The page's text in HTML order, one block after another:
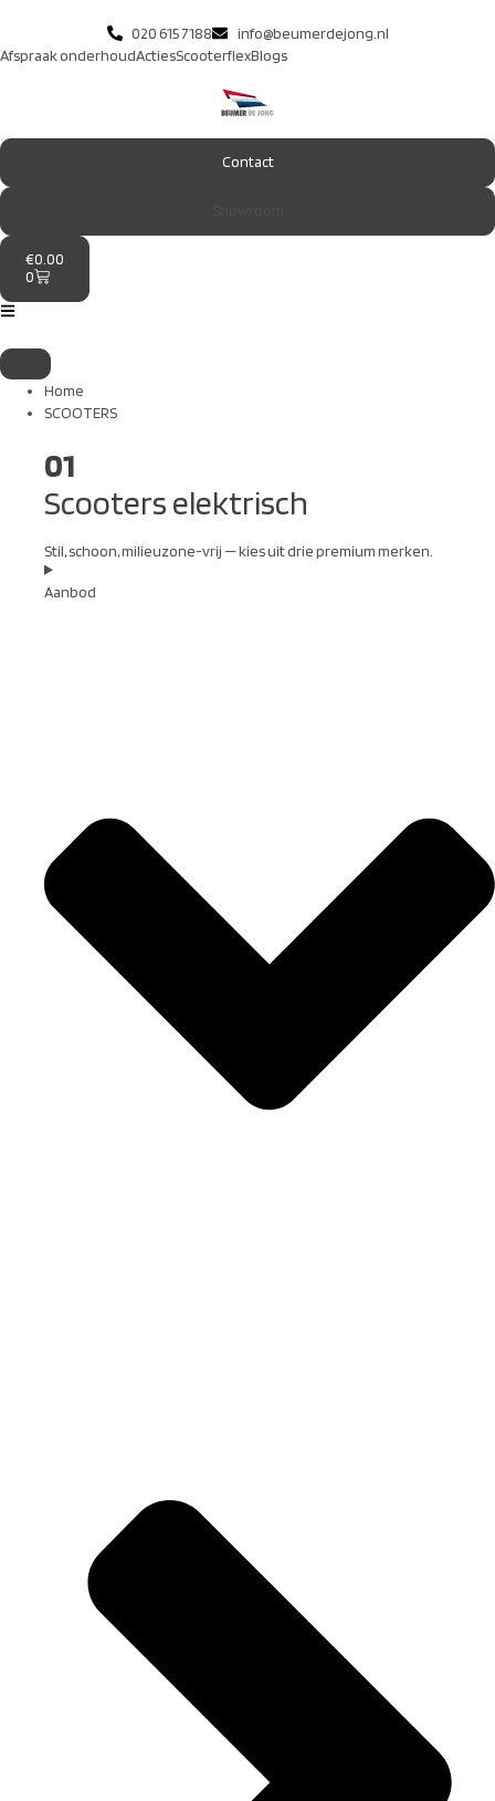
020 615 7188
info@beumerdejong.nl
Afspraak onderhoudActiesScooterflexBlogs
Contact
€0.00
0
Home
SCOOTERS
01
Scooters elektrisch
Stil, schoon, milieuzone-vrij — kies uit drie premium merken.
Aanbod